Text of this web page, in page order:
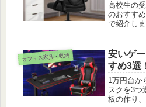
高校生の
のおすす
で紹介し
オフィス家具・収納
安いゲ
すめ3選
1万円台か
スクを3つ
板の作り